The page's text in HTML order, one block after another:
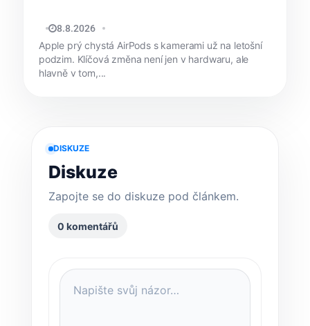
JAN HOLEŠ
8.8.2026
Apple prý chystá AirPods s kamerami už na letošní
podzim. Klíčová změna není jen v hardwaru, ale
hlavně v tom,...
DISKUZE
Diskuze
Zapojte se do diskuze pod článkem.
0 komentářů